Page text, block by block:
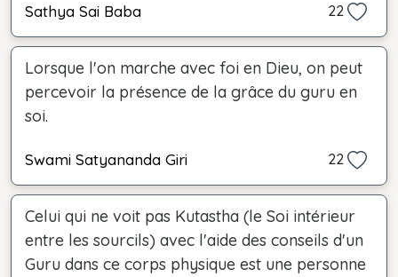
Sathya Sai Baba 22
Lorsque l'on marche avec foi en Dieu, on peut
percevoir la présence de la grâce du guru en
soi.
Swami Satyananda Giri 22
Celui qui ne voit pas Kutastha (le Soi intérieur
entre les sourcils) avec l'aide des conseils d'un
Guru dans ce corps physique est une personne